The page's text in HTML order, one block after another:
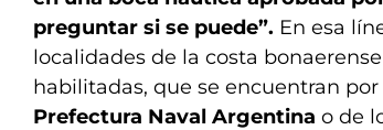
preguntar si se puede”. En esa
localidades de la costa
habilitadas, que se encuentran
Prefectura Naval Argentina o de